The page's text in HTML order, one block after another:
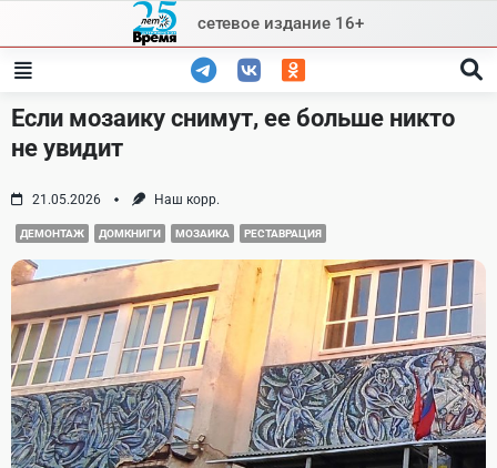
content
сетевое издание 16+
Если мозаику снимут, ее больше никто
не увидит
21.05.2026 Наш корр.
ДЕМОНТАЖ ДОМКНИГИ МОЗАИКА РЕСТАВРАЦИЯ